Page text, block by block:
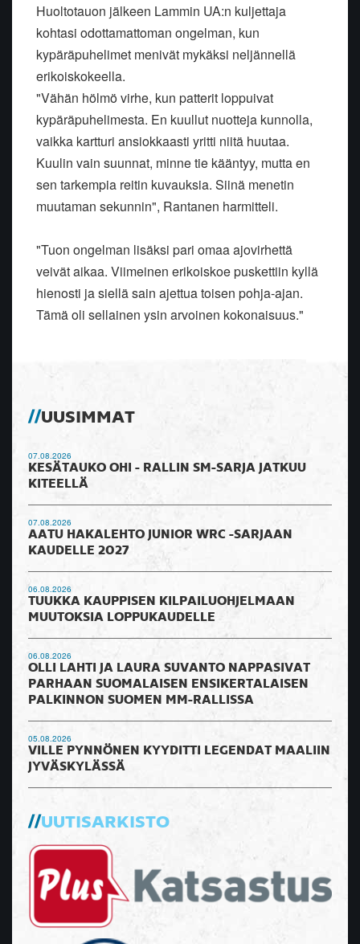
Huoltotauon jälkeen Lammin UA:n kuljettaja
kohtasi odottamattoman ongelman, kun
kypäräpuhelimet menivät mykäksi neljännellä
erikoiskokeella.
"Vähän hölmö virhe, kun patterit loppuivat
kypäräpuhelimesta. En kuullut nuotteja kunnolla,
vaikka kartturi ansiokkaasti yritti niitä huutaa.
Kuulin vain suunnat, minne tie kääntyy, mutta en
sen tarkempia reitin kuvauksia. Siinä menetin
muutaman sekunnin", Rantanen harmitteli.
"Tuon ongelman lisäksi pari omaa ajovirhettä
veivät aikaa. Viimeinen erikoiskoe puskettiin kyllä
hienosti ja siellä sain ajettua toisen pohja-ajan.
Tämä oli sellainen ysin arvoinen kokonaisuus."
UUSIMMAT
07.08.2026
KESÄTAUKO OHI - RALLIN SM-SARJA JATKUU
KITEELLÄ
07.08.2026
AATU HAKALEHTO JUNIOR WRC -SARJAAN
KAUDELLE 2027
06.08.2026
TUUKKA KAUPPISEN KILPAILUOHJELMAAN
MUUTOKSIA LOPPUKAUDELLE
06.08.2026
OLLI LAHTI JA LAURA SUVANTO NAPPASIVAT
PARHAAN SUOMALAISEN ENSIKERTALAISEN
PALKINNON SUOMEN MM-RALLISSA
05.08.2026
VILLE PYNNÖNEN KYYDITTI LEGENDAT MAALIIN
JYVÄSKYLÄSSÄ
UUTISARKISTO